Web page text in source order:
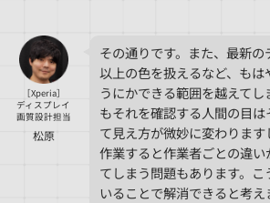
［Xperia］
ディスプレイ
画質設計担当
松原
その通りです。また、最新
以上の色を扱えるなど、も
うにかできる範囲を越えてし
もそれを確認する人間の目
て見え方が微妙に変わりま
作業すると作業者ごとの違
てしまう問題もあります。
いることで解消できると考え